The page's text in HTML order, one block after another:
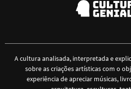
A cultura analisada, interpretada e
sobre as criações artísticas com o
experiência de apreciar músicas,